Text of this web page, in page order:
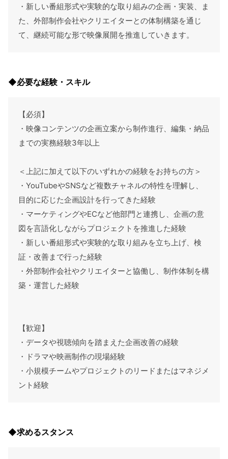
・新しい番組形式や実験的な取り組みの企画・実装、ま
た、外部制作会社やクリエイターとの体制構築を通じ
て、継続可能な形で映像展開を推進していきます。
◆必要な経験・スキル
【必須】
・映像コンテンツの企画立案から制作進行、編集・納品
までの実務経験3年以上
＜上記に加えて以下のいずれかの経験をお持ちの方＞
・YouTubeやSNSなど複数チャネルの特性を理解し、
目的に応じた企画設計を行ってきた経験
・マーケティングやECなど他部門と連携し、企画の意
図を言語化しながらプロジェクトを推進した経験
・新しい番組形式や実験的な取り組みを立ち上げ、検
証・改善まで行った経験
・外部制作会社やクリエイターと協働し、制作体制を構
築・運営した経験
【歓迎】
・データや視聴傾向を踏まえた企画改善の経験
・ドラマや映画制作の現場経験
・小規模チームやプロジェクトのリードまたはマネジメ
ント経験
◆求めるスタンス